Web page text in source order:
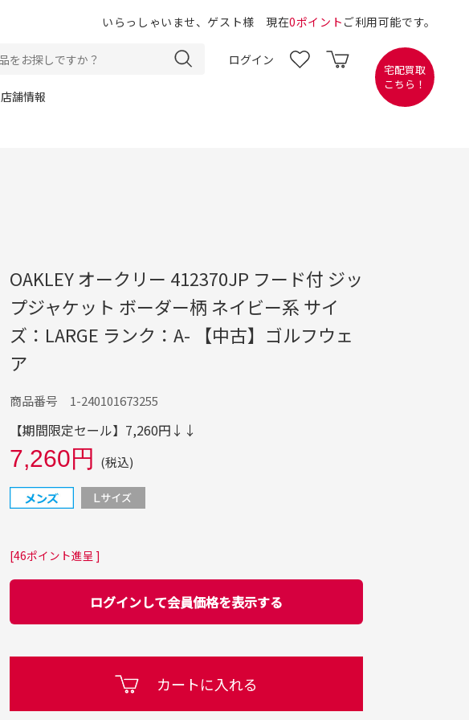
いらっしゃいませ、ゲスト様 現在0ポイント ご利用可能です。
ログイン
店舗情報
宅配買取
こちら！
OAKLEY オークリー 412370JP フード付 ジッ
プジャケット ボーダー柄 ネイビー系 サイ
ズ：LARGE ランク：A- 【中古】ゴルフウェ
ア
商品番号 1-240101673255
【期間限定セール】7,260円↓↓
7,260円 (税込)
[46ポイント進呈 ]
ログインして会員価格を表示する
カートに入れる